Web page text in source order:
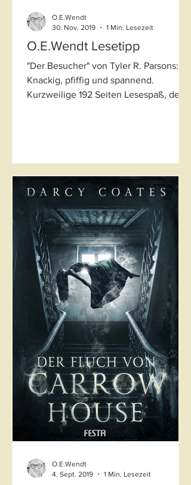
O.E.Wendt Lesetipp
"Der Besucher" von Tyler R. Parsons:
Knackig, pfiffig und spannend.
Kurzweilige 192 Seiten Lesespaß, der
O.E.Wendt
30. Nov. 2019
1 Min. Lesezeit
O.E.Wendt
4. Sept. 2019
1 Min. Lesezeit